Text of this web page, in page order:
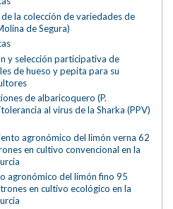
la colección de variedades de
de Segura)
y selección participativa de
de hueso y pepita para su
de albaricoquero (P.
al virus de la Sharka (PPV)
agronómico del limón verna 62
en cultivo convencional en la
agronómico del limón fino 95
en cultivo ecológico en la